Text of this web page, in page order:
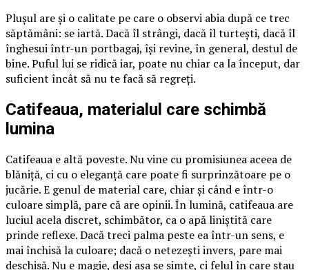
Plușul are și o calitate pe care o observi abia după ce trec
săptămâni: se iartă. Dacă îl strângi, dacă îl turtești, dacă îl
înghesui într-un portbagaj, își revine, în general, destul de
bine. Puful lui se ridică iar, poate nu chiar ca la început, dar
suficient încât să nu te facă să regreți.
Catifeaua, materialul care schimbă
lumina
Catifeaua e altă poveste. Nu vine cu promisiunea aceea de
blăniță, ci cu o eleganță care poate fi surprinzătoare pe o
jucărie. E genul de material care, chiar și când e într-o
culoare simplă, pare că are opinii. În lumină, catifeaua are
luciul acela discret, schimbător, ca o apă liniștită care
prinde reflexe. Dacă treci palma peste ea într-un sens, e
mai închisă la culoare; dacă o netezești invers, pare mai
deschisă. Nu e magie, deși așa se simte, ci felul în care stau